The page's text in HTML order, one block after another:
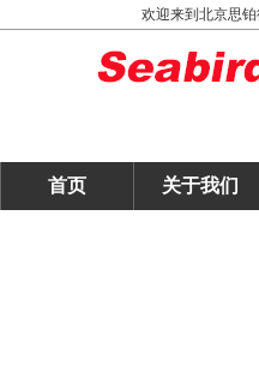
欢迎来到北京思
首页 关于我们